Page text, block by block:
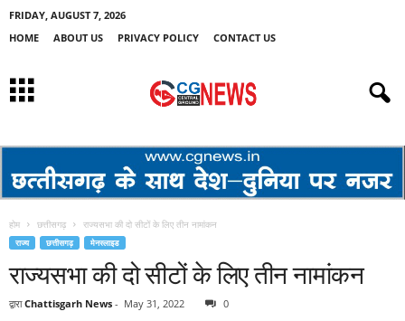
FRIDAY, AUGUST 7, 2026
HOME
ABOUT US PRIVACY POLICY CONTACT US
होम छत्तीसगढ़ राज्यसभा की दो सीटों के लिए तीन नामांकन
राज्य छत्तीसगढ़ मेनस्लाइड
राज्यसभा की दो सीटों के लिए तीन नामांकन
द्वारा Chattisgarh News - May 31, 2022 0